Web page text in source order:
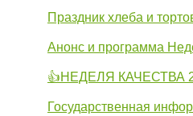
Праздник хлеба и
Анонс и программа
👍НЕДЕЛЯ КАЧЕСТВА
Государственная